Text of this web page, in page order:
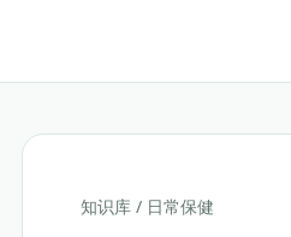
知识库 / 日常保健